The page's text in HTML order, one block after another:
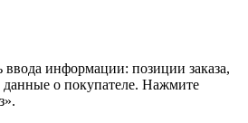
ввода информации: позиции заказа,
о покупателе. Нажмите